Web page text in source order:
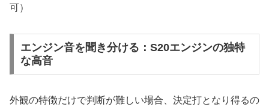
可）
エンジン音を聞き分ける：S20エンジンの独特
な高音
外観の特徴だけで判断が難しい場合、決定打となり得るの